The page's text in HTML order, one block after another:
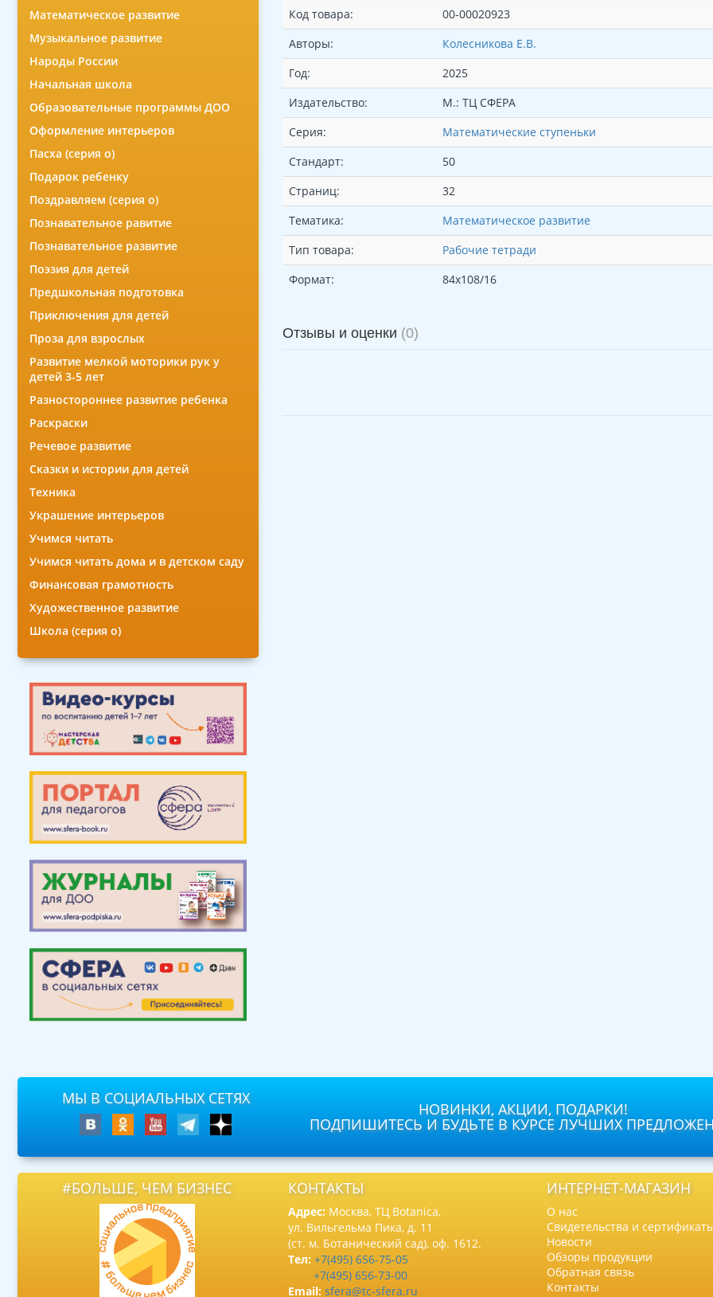
Математическое развитие
Музыкальное развитие
Народы России
Начальная школа
Образовательные программы ДОО
Оформление интерьеров
Пасха (серия о)
Подарок ребенку
Поздравляем (серия о)
Познавательное равитие
Познавательное развитие
Поэзия для детей
Предшкольная подготовка
Приключения для детей
Проза для взрослых
Развитие мелкой моторики рук у
детей 3-5 лет
Разностороннее развитие ребенка
Раскраски
Речевое развитие
Сказки и истории для детей
Техника
Украшение интерьеров
Учимся читать
Учимся читать дома и в детском саду
Финансовая грамотность
Художественное развитие
Школа (серия о)
Код товара:
00-00020923
Авторы:
Колесникова Е.В.
Год:
2025
Издательство:
М.: ТЦ СФЕРА
Серия:
Математические ступеньки
Стандарт:
50
Страниц:
32
Тематика:
Математическое развитие
Тип товара:
Рабочие тетради
Формат:
84х108/16
Отзывы и оценки (0)
МЫ В СОЦИАЛЬНЫХ СЕТЯХ
НОВИНКИ, АКЦИИ, ПОДАРКИ!
ПОДПИШИТЕСЬ И БУДЬТЕ В КУРСЕ ЛУЧШИХ
#БОЛЬШЕ, ЧЕМ БИЗНЕС КОНТАКТЫ
Адрес: Москва, ТЦ Botanica,
ул. Вильгельма Пика, д. 11
(ст. м. Ботанический сад), оф. 1612.
Тел: +7(495) 656-75-05
+7(495) 656-73-00
Email: sfera@tc-sfera.ru
ИНТЕРНЕТ-МАГАЗИН
О нас
Свидетельства и
Новости
Обзоры продукции
Обратная связь
Контакты